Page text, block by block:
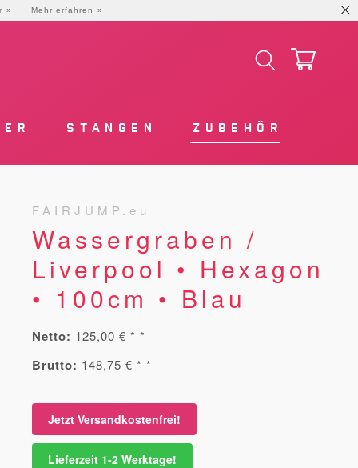
Mehr erfahren
STANGEN ZUBEHÖR
FAIRJUMP.eu
Wassergraben /
Liverpool • Hexagon
• 100cm • Blau
Netto: 125,00 € * *
Brutto: 148,75 € * *
Jetzt Versandkostenfrei!
Lieferzeit 1-2 Werktage!